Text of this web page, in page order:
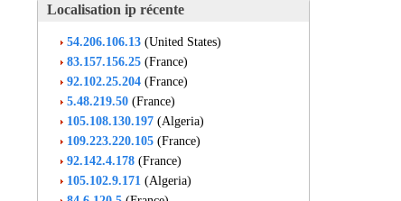
Localisation ip récente
54.206.106.13 (United States)
83.157.156.25 (France)
92.102.25.204 (France)
5.48.219.50 (France)
105.108.130.197 (Algeria)
109.223.220.105 (France)
92.142.4.178 (France)
105.102.9.171 (Algeria)